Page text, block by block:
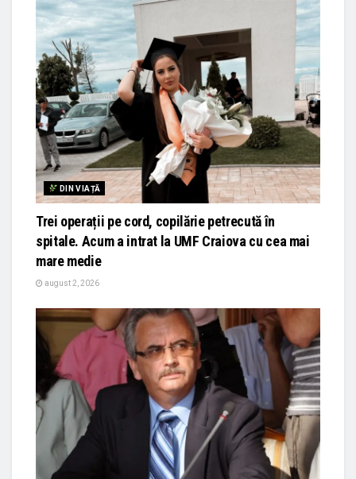
DIN VIAȚĂ
Trei operații pe cord, copilărie petrecută în
spitale. Acum a intrat la UMF Craiova cu cea mai
mare medie
august 2, 2026